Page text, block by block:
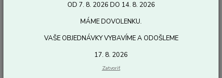
OD 7. 8. 2026 DO 14. 8. 2026
MÁME DOVOLENKU.
VAŠE OBJEDNÁVKY VYBAVÍME A ODOŠLEME
17. 8. 2026
Zatvoriť